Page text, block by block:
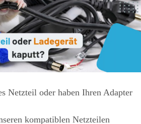
Netzteil oder haben Ihren Adapter
kompatiblen Netzteilen